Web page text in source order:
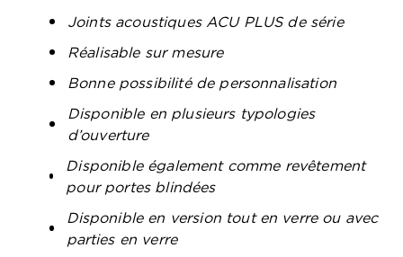
Joints acoustiques ACU PLUS de série
Réalisable sur mesure
Bonne possibilité de personnalisation
Disponible en plusieurs typologies
d’ouverture
Disponible également comme revêtement
pour portes blindées
Disponible en version tout en verre ou avec
parties en verre